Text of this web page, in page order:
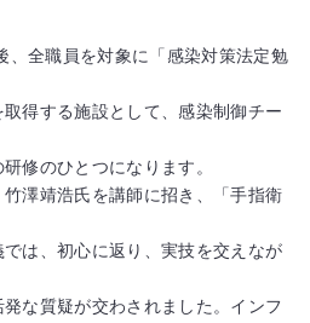
、全職員を対象に「感染対策法定勉
得する施設として、感染制御チー
修のひとつになります。
澤靖浩氏を講師に招き、「手指衛
は、初心に返り、実技を交えなが
な質疑が交わされました。インフ